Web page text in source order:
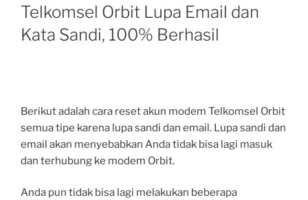
Telkomsel Orbit Lupa Email dan
Kata Sandi, 100% Berhasil
Berikut adalah cara reset akun modem Telkomsel Orbit
semua tipe karena lupa sandi dan email. Lupa sandi dan
email akan menyebabkan Anda tidak bisa lagi masuk
dan terhubung ke modem Orbit.
Anda pun tidak bisa lagi melakukan beberapa